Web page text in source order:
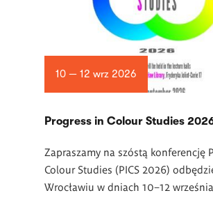
10 — 12 wrz 2026
Progress in Colour Studies
Zapraszamy na szóstą konferencję
Colour Studies (PICS 2026)
Wrocławiu w dniach 10–12